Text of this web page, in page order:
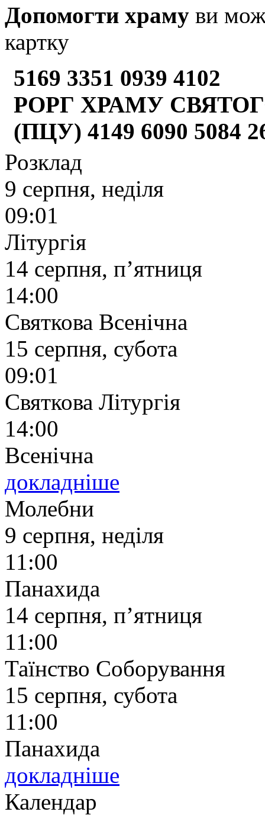
Допомогти храму ви
картку
5169 3351 0939 4102
РОРГ ХРАМУ
(ПЦУ) 4149 6090 5084
Розклад
9 серпня, неділя
09:01
Літургія
14 серпня, п’ятниця
14:00
Святкова Всенічна
15 серпня, субота
09:01
Святкова Літургія
14:00
Всенічна
докладніше
Молебни
9 серпня, неділя
11:00
Панахида
14 серпня, п’ятниця
11:00
Таїнство Соборування
15 серпня, субота
11:00
Панахида
докладніше
Календар